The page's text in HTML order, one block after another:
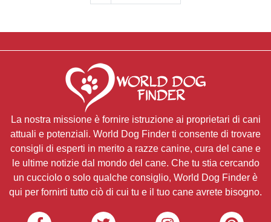
La nostra missione è fornire istruzione ai proprietari di cani
attuali e potenziali. World Dog Finder ti consente di trovare
consigli di esperti in merito a razze canine, cura del cane e
le ultime notizie dal mondo del cane. Che tu stia cercando
un cucciolo o solo qualche consiglio, World Dog Finder è
qui per fornirti tutto ciò di cui tu e il tuo cane avrete bisogno.